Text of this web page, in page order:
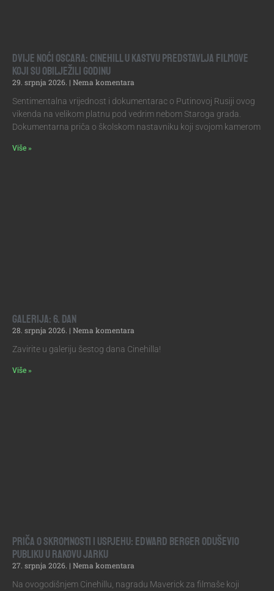
DVIJE NOĆI OSCARA: CINEHILL U KASTVU PREDSTAVLJA FILMOVE
KOJI SU OBILJEŽILI GODINU
29. srpnja 2026.
Nema komentara
Sentimentalna vrijednost i dokumentarac o Putinovoj Rusiji ovog
vikenda na velikom platnu pod vedrim nebom Staroga grada.
Dokumentarna priča o školskom nastavniku koji svojom kamerom
Više »
Galerija: 6. dan
28. srpnja 2026.
Nema komentara
Zavirite u galeriju šestog dana Cinehilla!
Više »
Priča o skromnosti i uspjehu: Edward Berger oduševio
publiku u Rakovu jarku
27. srpnja 2026.
Nema komentara
Na ovogodišnjem Cinehillu, nagradu Maverick za filmaše koji